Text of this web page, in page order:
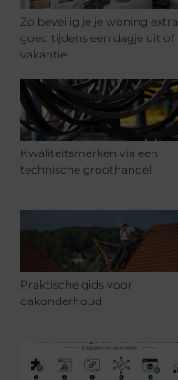
Zo beveilig je je woning extra
goed tijdens een dagje uit of
vakantie
Kwaliteitsmerken via een
technische groothandel
Praktische gids voor
dakonderhoud